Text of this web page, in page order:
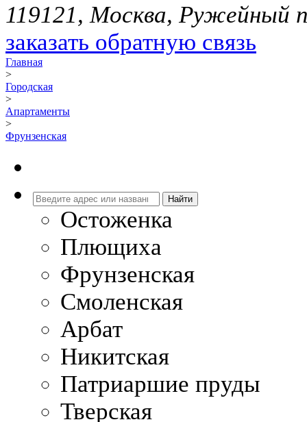
119121, Москва, Ружейный
заказать обратную связь
Главная
>
Городская
>
Апартаменты
>
Фрунзенская
Остоженка
Плющиха
Фрунзенская
Смоленская
Арбат
Никитская
Патриаршие пруды
Тверская